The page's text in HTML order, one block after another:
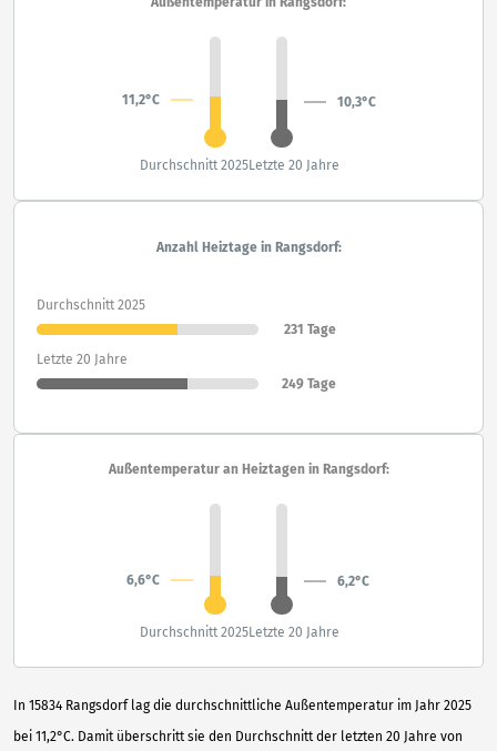
In 15834 Rangsdorf lag die durchschnittliche Außentemperatur im Jahr 2025
bei 11,2°C. Damit überschritt sie den Durchschnitt der letzten 20 Jahre von
11,2°C 10,3°C
Durchschnitt 2025Letzte 20 Jahre
Anzahl Heiztage in Rangsdorf:
Durchschnitt 2025
231 Tage
Letzte 20 Jahre
249 Tage
Außentemperatur an Heiztagen in Rangsdorf:
6,6°C 6,2°C
Durchschnitt 2025Letzte 20 Jahre